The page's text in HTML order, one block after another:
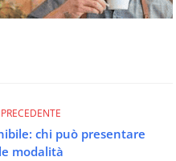
chi può presentare
modalità